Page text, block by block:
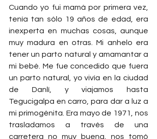
Cuando yo fui mamá por primera vez,
tenía tan sólo 19 años de edad, era
inexperta en muchas cosas, aunque
muy madura en otras. Mi anhelo era
tener un parto natural y amamantar a
mi bebé. Me fue concedido que fuera
un parto natural, yo vivía en la ciudad
de Danlí, y viajamos hasta
Tegucigalpa en carro, para dar a luz a
mi primogénita. Era mayo de 1971, nos
trasladamos a través de una
carretera no muy buena, nos tomó